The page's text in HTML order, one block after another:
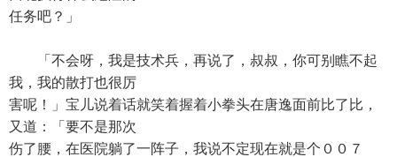
任务吧？」
「不会呀，我是技术兵，再说了，叔叔，你可别瞧不起
我，我的散打也很厉
害呢！」宝儿说着话就笑着握着小拳头在唐逸面前比了比，
又道：「要不是那次
伤了腰，在医院躺了一阵子，我说不定现在就是个００７